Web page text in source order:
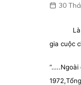
30
gia cuộc